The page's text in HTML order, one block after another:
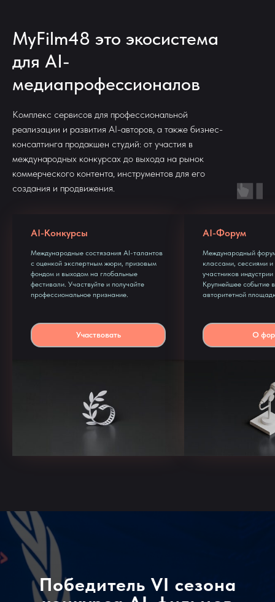
MyFilm48 это экосистема
для AI-
медиапрофессионалов
Комплекс сервисов для профессиональной
реализации и развития AI-авторов, а также бизнес-
консалтинга продакшен студий: от участия в
международных конкурсах до выхода на рынок
коммерческого контента, инструментов для его
создания и продвижения.
AI-Конкурсы
Международные состязания AI-талантов
с оценкой экспертным жюри, призовым
фондом и выходом на глобальные
фестивали. Участвуйте и получайте
профессиональное признание.
Участвовать
AI-Форум
Международный
классами, сессиями
участников
Крупнейшее событие
авторитетной
О
Победитель VI сезона